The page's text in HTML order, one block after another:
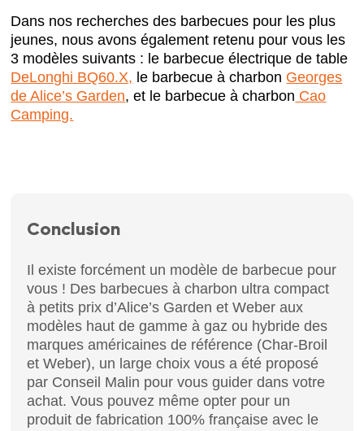
Dans nos recherches des barbecues pour les plus
jeunes, nous avons également retenu pour vous les
3 modèles suivants : le barbecue électrique de table
DeLonghi BQ60.X, le barbecue à charbon Georges
de Alice’s Garden, et le barbecue à charbon Cao
Camping.
Conclusion
Il existe forcément un modèle de barbecue pour
vous ! Des barbecues à charbon ultra compact
à petits prix d’Alice’s Garden et Weber aux
modèles haut de gamme à gaz ou hybride des
marques américaines de référence (Char-Broil
et Weber), un large choix vous a été proposé
par Conseil Malin pour vous guider dans votre
achat. Vous pouvez même opter pour un
produit de fabrication 100% française avec le